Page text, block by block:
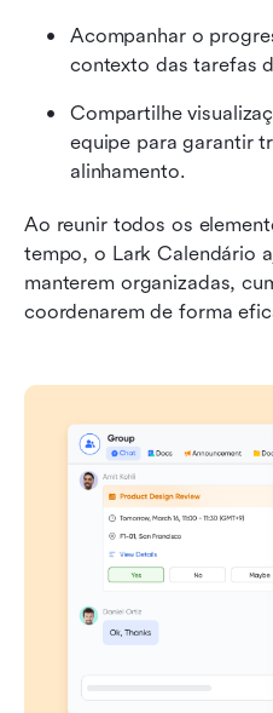
Acompanhar o
contexto das tarefas
Compartilhe
equipe para garantir
alinhamento.
Ao reunir todos os
tempo, o Lark Calendário
manterem organizadas,
coordenarem de forma